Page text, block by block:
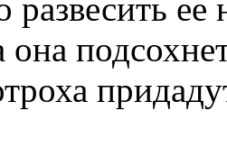
ее
она